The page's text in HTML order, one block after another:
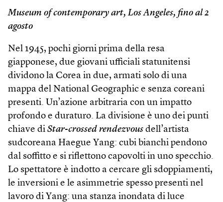
Museum of contemporary art, Los Angeles, fino al 2
agosto
Nel 1945, pochi giorni prima della resa
giapponese, due giovani ufficiali statunitensi
dividono la Corea in due, armati solo di una
mappa del National Geographic e senza coreani
presenti. Un’azione arbitraria con un impatto
profondo e duraturo. La divisione è uno dei punti
chiave di Star-crossed rendezvous dell’artista
sudcoreana Haegue Yang: cubi bianchi pendono
dal soffitto e si riflettono capovolti in uno specchio.
Lo spettatore è indotto a cercare gli sdoppiamenti,
le inversioni e le asimmetrie spesso presenti nel
lavoro di Yang: una stanza inondata di luce